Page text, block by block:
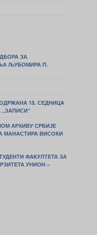
ЗА
ЉУБОМИРА П.
15. СЕДНИЦА
АРХИВУ СРБИЈЕ
МАНАСТИРА ВИСОКИ
ФАКУЛТЕТА ЗА
УНИОН –